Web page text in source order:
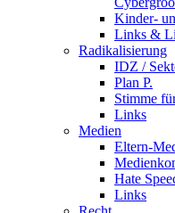
Kinder-
Links &
Radikalisierung
IDZ /
Plan P.
Stimme
Links
Medien
Eltern-
Hate
Links